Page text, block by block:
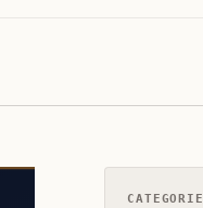
CATEGORIE